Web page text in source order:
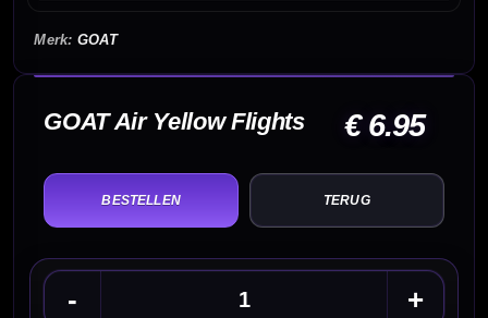
GOAT
GOAT Air Yellow Flights € 6.95
TERUG
- +